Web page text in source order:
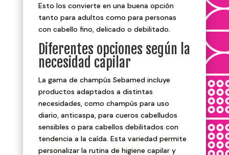
Esto los convierte en una buena opción
tanto para adultos como para personas
con cabello fino, delicado o debilitado.
Diferentes opciones según la
necesidad capilar
La gama de champús Sebamed incluye
productos adaptados a distintas
necesidades, como champús para uso
diario, anticaspa, para cueros cabelludos
sensibles o para cabellos debilitados con
tendencia a la caída. Esta variedad permite
personalizar la rutina de higiene capilar y